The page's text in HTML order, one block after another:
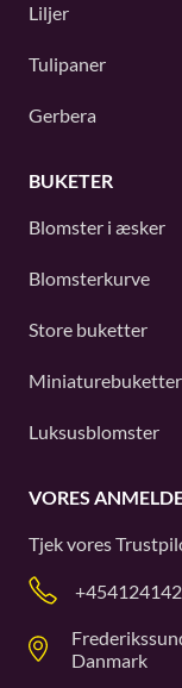
Liljer
Tulipaner
Gerbera
BUKETER
Blomster i æsker
Blomsterkurve
Store buketter
Miniaturebuketter
Luksusblomster
VORES
Tjek vores
Danmark